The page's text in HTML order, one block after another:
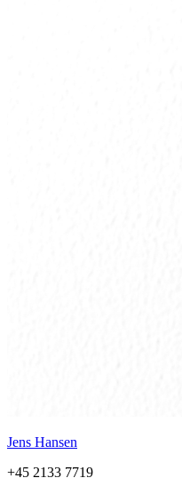
Jens Hansen
+45 2133 7719